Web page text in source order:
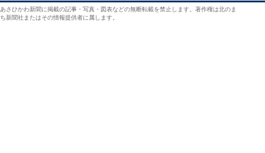
あさひかわ新聞に掲載の記事・写真・図表などの無断転載を禁止します。著作権は北のま
ち新聞社またはその情報提供者に属します。